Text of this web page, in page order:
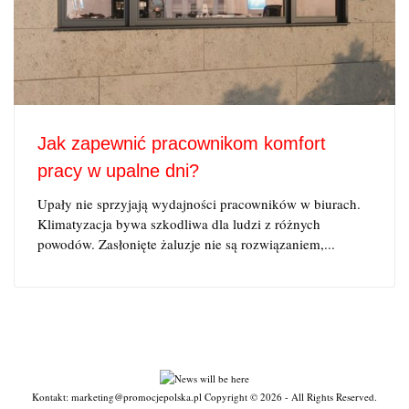
Jak zapewnić pracownikom komfort
pracy w upalne dni?
Upały nie sprzyjają wydajności pracowników w biurach.
Klimatyzacja bywa szkodliwa dla ludzi z różnych
powodów. Zasłonięte żaluzje nie są rozwiązaniem,...
Kontakt: marketing@promocjepolska.pl Copyright © 2026 - All Rights Reserved.